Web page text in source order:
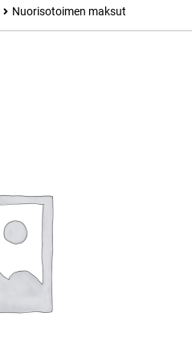
Nuorisotoimen maksut